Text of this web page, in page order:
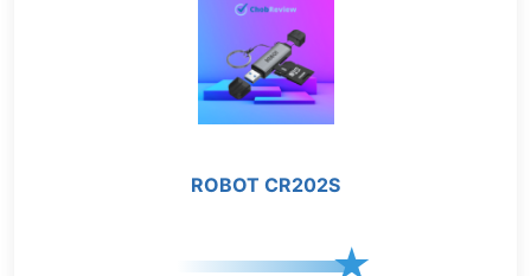
ROBOT CR202S